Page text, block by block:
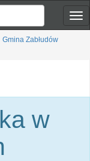
Gmina Zabłudów
w